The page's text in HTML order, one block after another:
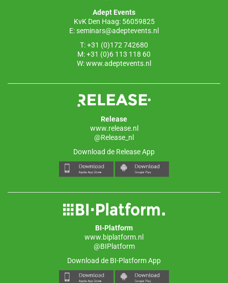
Adept Events
KvK Den Haag: 56059825
E:seminars@adeptevents.nl
T: +31 (0)172 742680
M: +31 (0)6 113 118 60
W:www.adeptevents.nl
Release
www.release.nl
@Release_nl
Download de Release App
BI-Platform
www.biplatform.nl
@BIPlatform
Download de BI-Platform App